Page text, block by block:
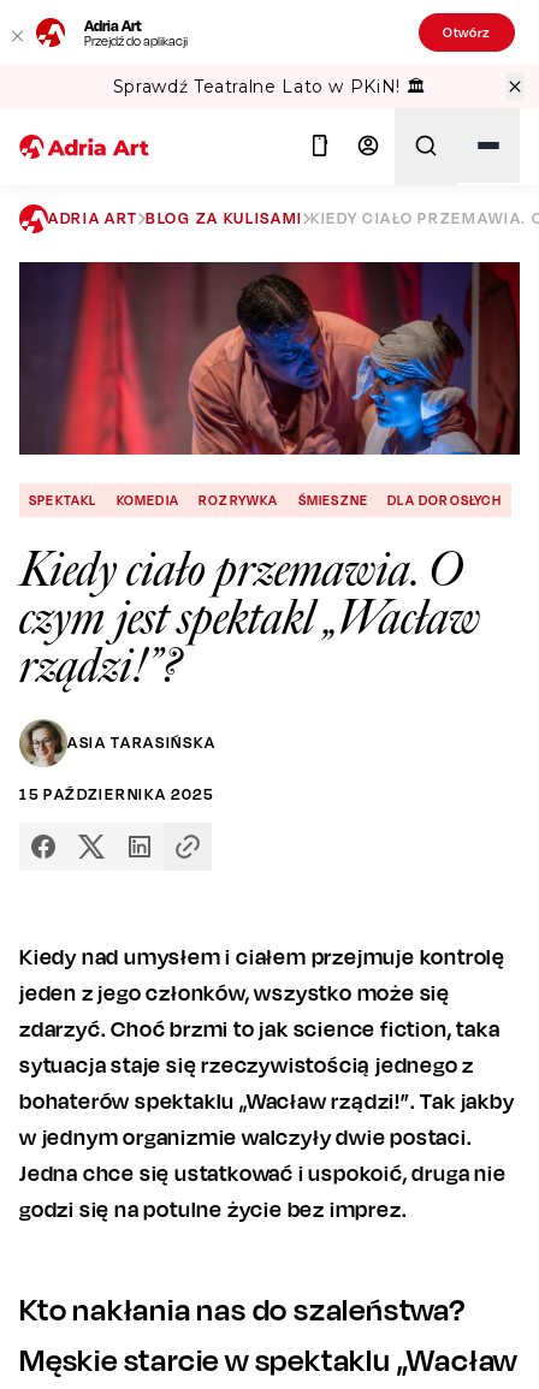
Adria Art
Przejdź do aplikacji Otwórz
Sprawdź Teatralne Lato w PKiN! 🏛️
Szukaj
ADRIA ART BLOG ZA KULISAMI KIEDY CIAŁO PRZEMAWIA.
SPEKTAKL KOMEDIA ROZRYWKA ŚMIESZNE DLA DOROSŁYCH
Kiedy ciało przemawia. O
czym jest spektakl „Wacław
rządzi!”?
ASIA TARASIŃSKA
15 PAŹDZIERNIKA 2025
Kiedy nad umysłem i ciałem przejmuje kontrolę
jeden z jego członków, wszystko może się
zdarzyć. Choć brzmi to jak science fiction, taka
sytuacja staje się rzeczywistością jednego z
bohaterów spektaklu „Wacław rządzi!”. Tak jakby
w jednym organizmie walczyły dwie postaci.
Jedna chce się ustatkować i uspokoić, druga nie
godzi się na potulne życie bez imprez.
Kto nakłania nas do szaleństwa?
Męskie starcie w spektaklu „Wacław